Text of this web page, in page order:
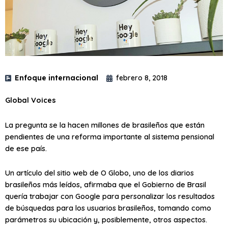
Enfoque internacional febrero 8, 2018
Global Voices
La pregunta se la hacen millones de brasileños que están
pendientes de una reforma importante al sistema pensional
de ese país.
Un artículo del sitio web de O Globo, uno de los diarios
brasileños más leídos, afirmaba que el Gobierno de Brasil
quería trabajar con Google para personalizar los resultados
de búsquedas para los usuarios brasileños, tomando como
parámetros su ubicación y, posiblemente, otros aspectos.